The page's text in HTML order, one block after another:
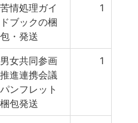
苦情処理ガイ
ドブックの梱
包・発送
1
男女共同参画
推進連携会議
パンフレット
梱包発送
1